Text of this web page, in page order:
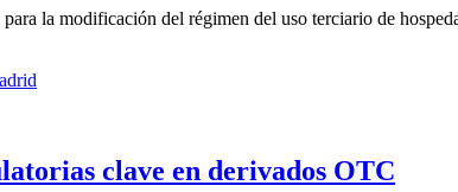
la modificación del régimen del uso terciario de
clave en derivados OTC